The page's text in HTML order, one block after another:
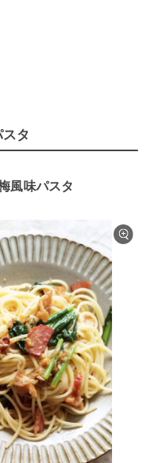
タ
風味パスタ